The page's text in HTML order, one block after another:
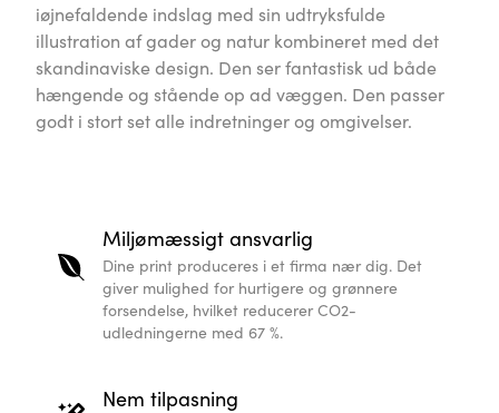
iøjnefaldende indslag med sin udtryksfulde
illustration af gader og natur kombineret med det
skandinaviske design. Den ser fantastisk ud både
hængende og stående op ad væggen. Den passer
godt i stort set alle indretninger og omgivelser.
Miljømæssigt ansvarlig
Dine print produceres i et firma nær dig. Det
giver mulighed for hurtigere og grønnere
forsendelse, hvilket reducerer CO2-
udledningerne med 67 %.
Nem tilpasning